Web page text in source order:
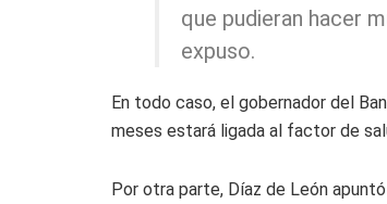
que pudieran hacer
expuso.
En todo caso, el gobernador del
meses estará ligada al factor de
Por otra parte, Díaz de León